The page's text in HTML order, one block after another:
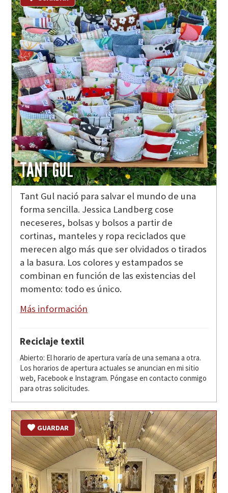
TANT GUL
Tant Gul nació para salvar el mundo de una
forma sencilla. Jessica Landberg cose
neceseres, bolsas y bolsos a partir de
cortinas, manteles y ropa reciclados que
merecen algo más que ser olvidados o tirados
a la basura. Los colores y estampados se
combinan en función de las existencias del
momento: todo es único.
Más información
Reciclaje textil
Abierto: El horario de apertura varía de una semana a otra.
Los horarios de apertura actuales se anuncian en mi sitio
web, Facebook e Instagram. Póngase en contacto conmigo
para otras solicitudes.
GUARDAR